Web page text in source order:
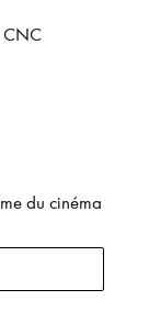
CNC
du cinéma